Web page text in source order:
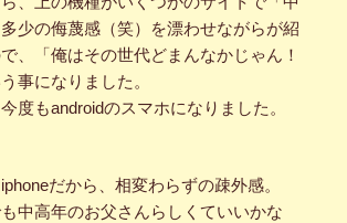
少の侮蔑感（笑）を漂わせながらが紹
、「俺はその世代どまんなかじゃん！
事になりました。
度もandroidのスマホになりました。
だから、相変わらずの疎外感。
中高年のお父さんらしくていいかな